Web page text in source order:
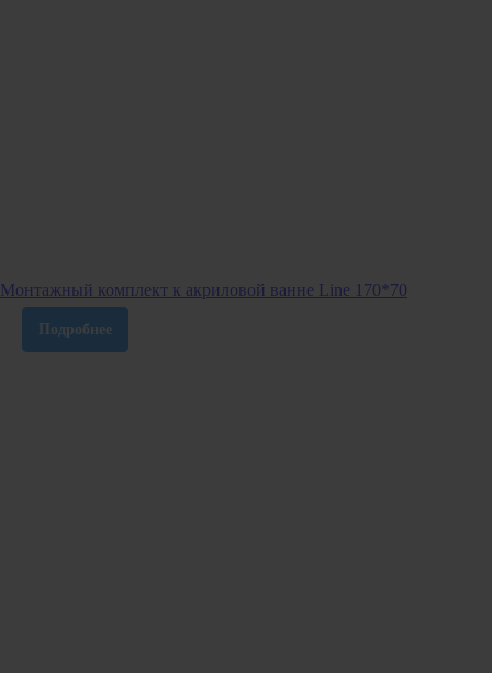
Монтажный комплект к акриловой ванне Line 170*70
Подробнее